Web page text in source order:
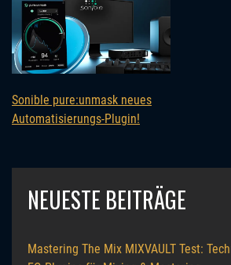
Sonible pure:unmask neues
Automatisierungs-Plugin!
NEUESTE BEITRÄGE
Mastering The Mix MIXVAULT Test: